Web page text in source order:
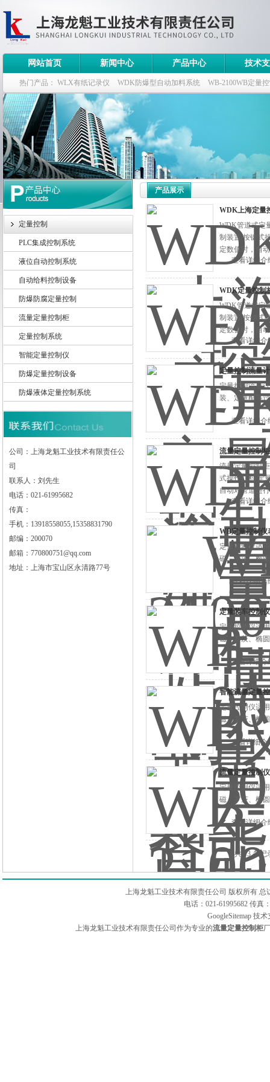
上海龙魁工业技术有限责任公司
网站首页 新闻中心 产品中心 技术
热门产品： WLX有纸记录仪 WDK防爆型自动加料系统 WB-2100WB定量
WDK流量定量控制柜 WB-2100定量装车控制仪
定量控制
PLC集成控制系统
液位自动控制系统
自动给料控制设备
防爆防腐定量控制
流量定量控制柜
定量控制系统
智能定量控制仪
防爆定量控制设备
防爆液体定量控制系统
公司：上海龙魁工业技术有限责任公
司
联系人：刘先生
电话：021-61995682
传真：
手机：13918558055,15358831790
邮编：200070
邮箱：770800751@qq.com
地址：上海市宝山区永清路77号
产品展示
WDK上海定量
WDK管道式定
制装置/按键式
定数值时，自
查看详细介
WDK定量控制
WDK管道式定
制装置/按键式
定数值时，自
查看详细介
定量控制流量计
定量控制流量
装、定量配等
查看详细介
流量定量控制柜
流量定量控制
式操作打料/定
自动对管道进
学，显示直观
查看详细介
WB定量控制仪
定量控制仪适
磁、罗茨、椭
查看详细介
定量装车控制仪
定量控制仪适
磁、罗茨、椭
查看详细介
智能流量定量
定量控制仪适
磁、罗茨、椭
查看详细介
流量定量控制仪
定量控制仪适
磁、罗茨、椭
查看详细介
共 13 条
上海龙魁工业技术有限责任公司 版权所有 总
电话：021-61995682 传真
GoogleSitemap技术
上海龙魁工业技术有限责任公司作为专业的流量定量控制柜